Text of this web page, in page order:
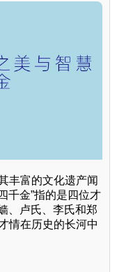
丰富的文化遗产闻
千金”指的是四位才
、卢氏、李氏和郑
情在历史的长河中